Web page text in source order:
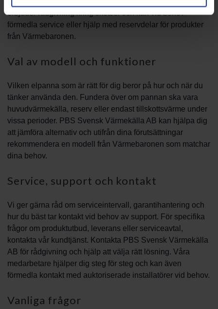
erbjuder rådgivning kring skötsel och kan vid behov
förmedla service eller hjälp med reservdelar för produkter
från Värmebaronen.
Val av modell och funktioner
Vilken elpanna som är rätt för dig beror på hur och när du
tänker använda den. Fundera över om pannan ska vara
huvudvärmekälla, reserv eller endast tillskottsvärme under
vissa perioder. PBS Svensk Värmekälla AB kan hjälpa dig
att jämföra alternativ och utifrån dina förutsättningar
rekommendera en modell från Värmebaronen som matchar
dina behov.
Service, support och kontakt
Vi ger gärna råd om serviceintervall, garantihantering och
hur du bäst tar kontakt vid behov av support. För specifika
frågor om produktutbud, leverans eller serviceavtal,
kontakta vår kundtjänst. Kontakta PBS Svensk Värmekälla
AB för rådgivning och hjälp att välja rätt lösning. Våra
medarbetare hjälper dig steg för steg och kan även
förmedla kontakt med auktoriserade installatörer vid behov.
Vanliga frågor